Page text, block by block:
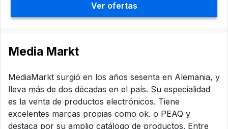
Ver ofertas
Media Markt
MediaMarkt surgió en los años sesenta en Alemania, y
lleva más de dos décadas en el país. Su especialidad
es la venta de productos electrónicos. Tiene
excelentes marcas propias como ok. o PEAQ y
destaca por su amplio catálogo de productos. Entre